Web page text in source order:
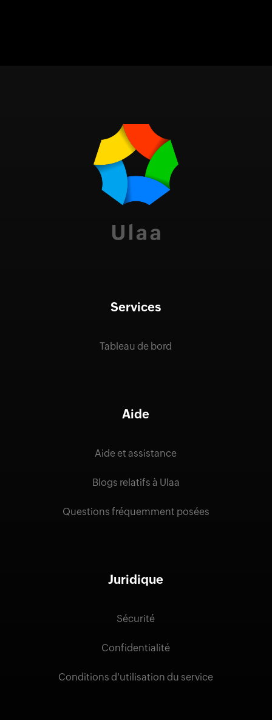
Services
Tableau de bord
Aide
Aide et assistance
Blogs relatifs à Ulaa
Questions fréquemment posées
Juridique
Sécurité
Confidentialité
Conditions d'utilisation du service